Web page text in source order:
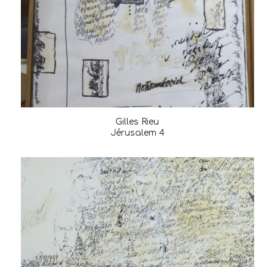
Gilles Rieu
Jérusalem 4